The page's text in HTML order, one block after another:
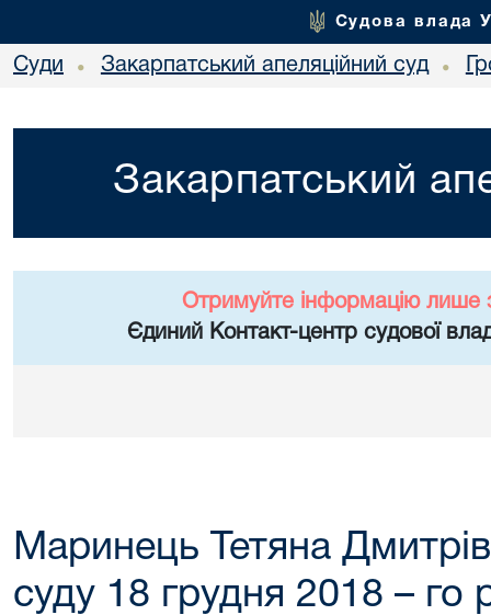
Судова влада
Суди • Закарпатський апеляційний суд •
Закарпатський
Отримуйте інформацію лише
Єдиний Контакт-центр судової
Маринець Тетяна
суду 18 грудня 2018 – го